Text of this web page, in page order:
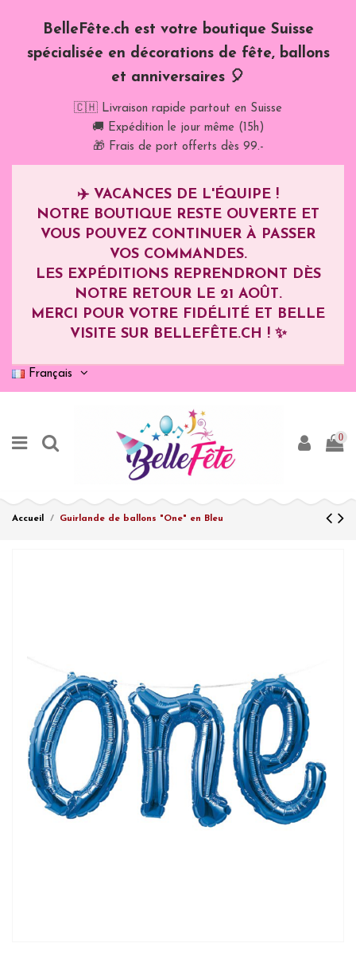
BelleFête.ch est votre boutique Suisse
spécialisée en décorations de fête, ballons
et anniversaires 🎈
🇨🇭 Livraison rapide partout en Suisse
🚚 Expédition le jour même (15h)
🎁 Frais de port offerts dès 99.-
✈️ VACANCES DE L'ÉQUIPE !
NOTRE BOUTIQUE RESTE OUVERTE ET
VOUS POUVEZ CONTINUER À PASSER
VOS COMMANDES.
LES EXPÉDITIONS REPRENDRONT DÈS
NOTRE RETOUR LE 21 AOÛT.
MERCI POUR VOTRE FIDÉLITÉ ET BELLE
VISITE SUR BELLEFÊTE.CH ! ✨
Français
0
Accueil Guirlande de ballons "One" en Bleu